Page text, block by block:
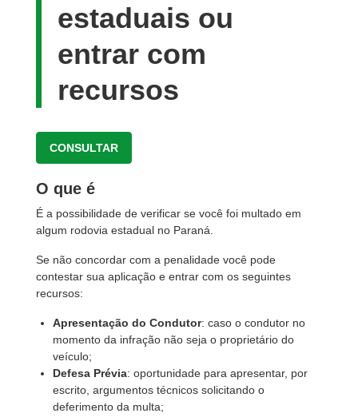
estaduais ou
entrar com
recursos
CONSULTAR
O que é
É a possibilidade de verificar se você foi multado em
algum rodovia estadual no Paraná.
Se não concordar com a penalidade você pode
contestar sua aplicação e entrar com os seguintes
recursos:
Apresentação do Condutor: caso o condutor no
momento da infração não seja o proprietário do
veículo;
Defesa Prévia: oportunidade para apresentar, por
escrito, argumentos técnicos solicitando o
deferimento da multa;